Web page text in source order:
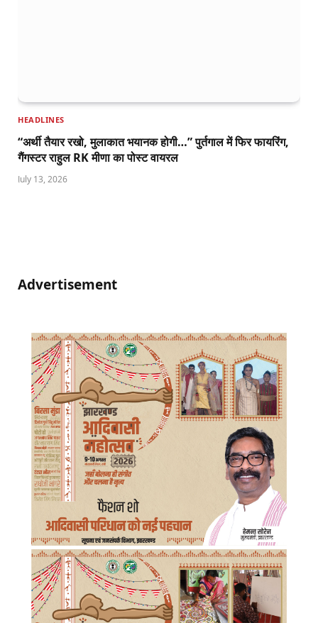
HEADLINES
“अर्थी तैयार रखो, मुलाकात भयानक होगी…” पुर्तगाल में फिर फायरिंग,
गैंगस्टर राहुल RK मीणा का पोस्ट वायरल
July 13, 2026
Advertisement